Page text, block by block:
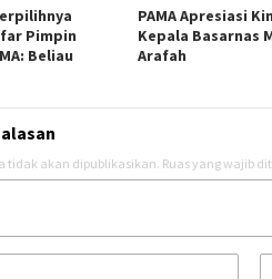
Pimpin
Beliau
PAMA Apresiasi
Kepala Basarnas
Arafah
tidak akan dipublikasikan. Ruas yang wajib